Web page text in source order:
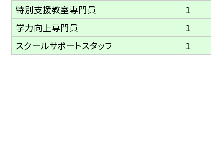
特別支援教室専門員
1
学力向上専門員
1
スクールサポートスタッフ
1